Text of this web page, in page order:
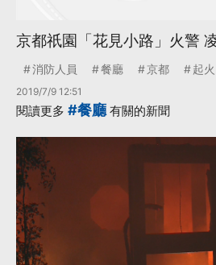
京都祇園「花見小路」火警
消防人員 餐廳 京都 起火
2019/7/9 12:51
閱讀更多 #餐廳有關的新聞